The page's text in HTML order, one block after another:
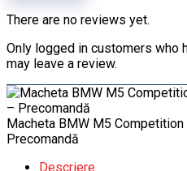
There are no reviews yet.
Only logged in customers who
may leave a review.
Macheta BMW M5
Precomandă
Descriere